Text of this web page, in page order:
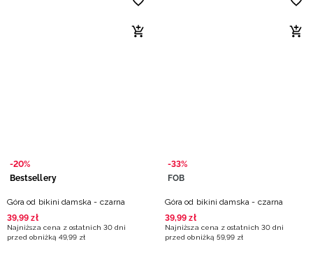
-20%
Bestsellery
Góra od bikini damska - czarna
39,99 zł
Najniższa cena z ostatnich 30 dni
przed obniżką 49,99 zł
-33%
FOB
Góra od bikini damska - czarna
39,99 zł
Najniższa cena z ostatnich 30 dni
przed obniżką 59,99 zł